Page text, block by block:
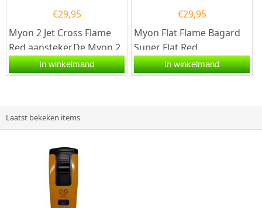
€29,95
Myon 2 Jet Cross Flame
Red aansteker.De Myon 2
Jet Cross Flame Red
aansteker is rood
In winkelmand
€29,95
Myon Flat Flame Bagard
Super Flat Red
aansteker.De Myon Flat
Flame Bagard Super Flat
In winkelmand
Laatst bekeken items